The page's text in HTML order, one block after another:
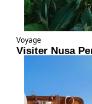
Voyage
Visiter Nusa